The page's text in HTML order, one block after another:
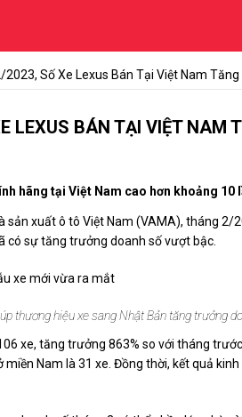
Số Xe Lexus Bán Tại Việt Nam
LEXUS BÁN TẠI VIỆT NAM
hãng tại Việt Nam cao hơn khoảng 10
sản xuất ô tô Việt Nam (VAMA), tháng
có sự tăng trưởng doanh số vượt bậc.
thương hiệu xe sang Nhật Bản tăng trưởng
xe, tăng trưởng 863% so với tháng
Nam là 31 xe. Đồng thời, kết quả